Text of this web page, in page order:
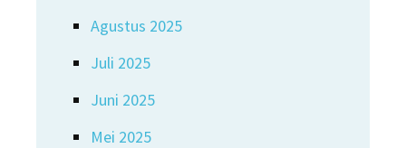
Agustus 2025
Juli 2025
Juni 2025
Mei 2025